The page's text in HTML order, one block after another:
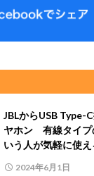
JBLからUSB Type-
ヤホン 有線タイプ
いう人が気軽に使え
2024年6月1日